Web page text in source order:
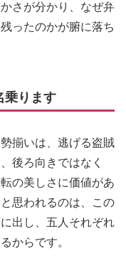
さが分かり、なぜ弁
ったのかが腑に落ち
乗ります
揃いは、逃げる盗賊
後ろ向きではなく
の美しさに価値があ
思われるのは、この
出し、五人それぞれ
からです。